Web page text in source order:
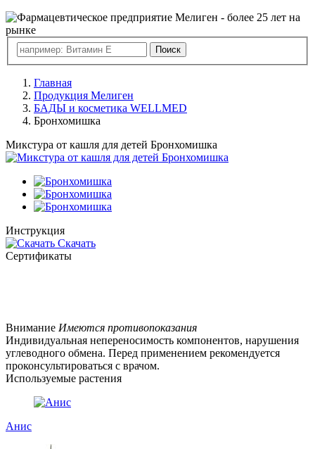
Главная
Продукция Мелиген
БАДЫ и косметика WELLMED
Бронхомишка
Микстура от кашля для детей Бронхомишка
Инструкция
Скачать
Сертификаты
Внимание Имеются противопоказания
Индивидуальная непереносимость компонентов, нарушения
углеводного обмена. Перед применением рекомендуется
проконсультироваться с врачом.
Используемые растения
Анис